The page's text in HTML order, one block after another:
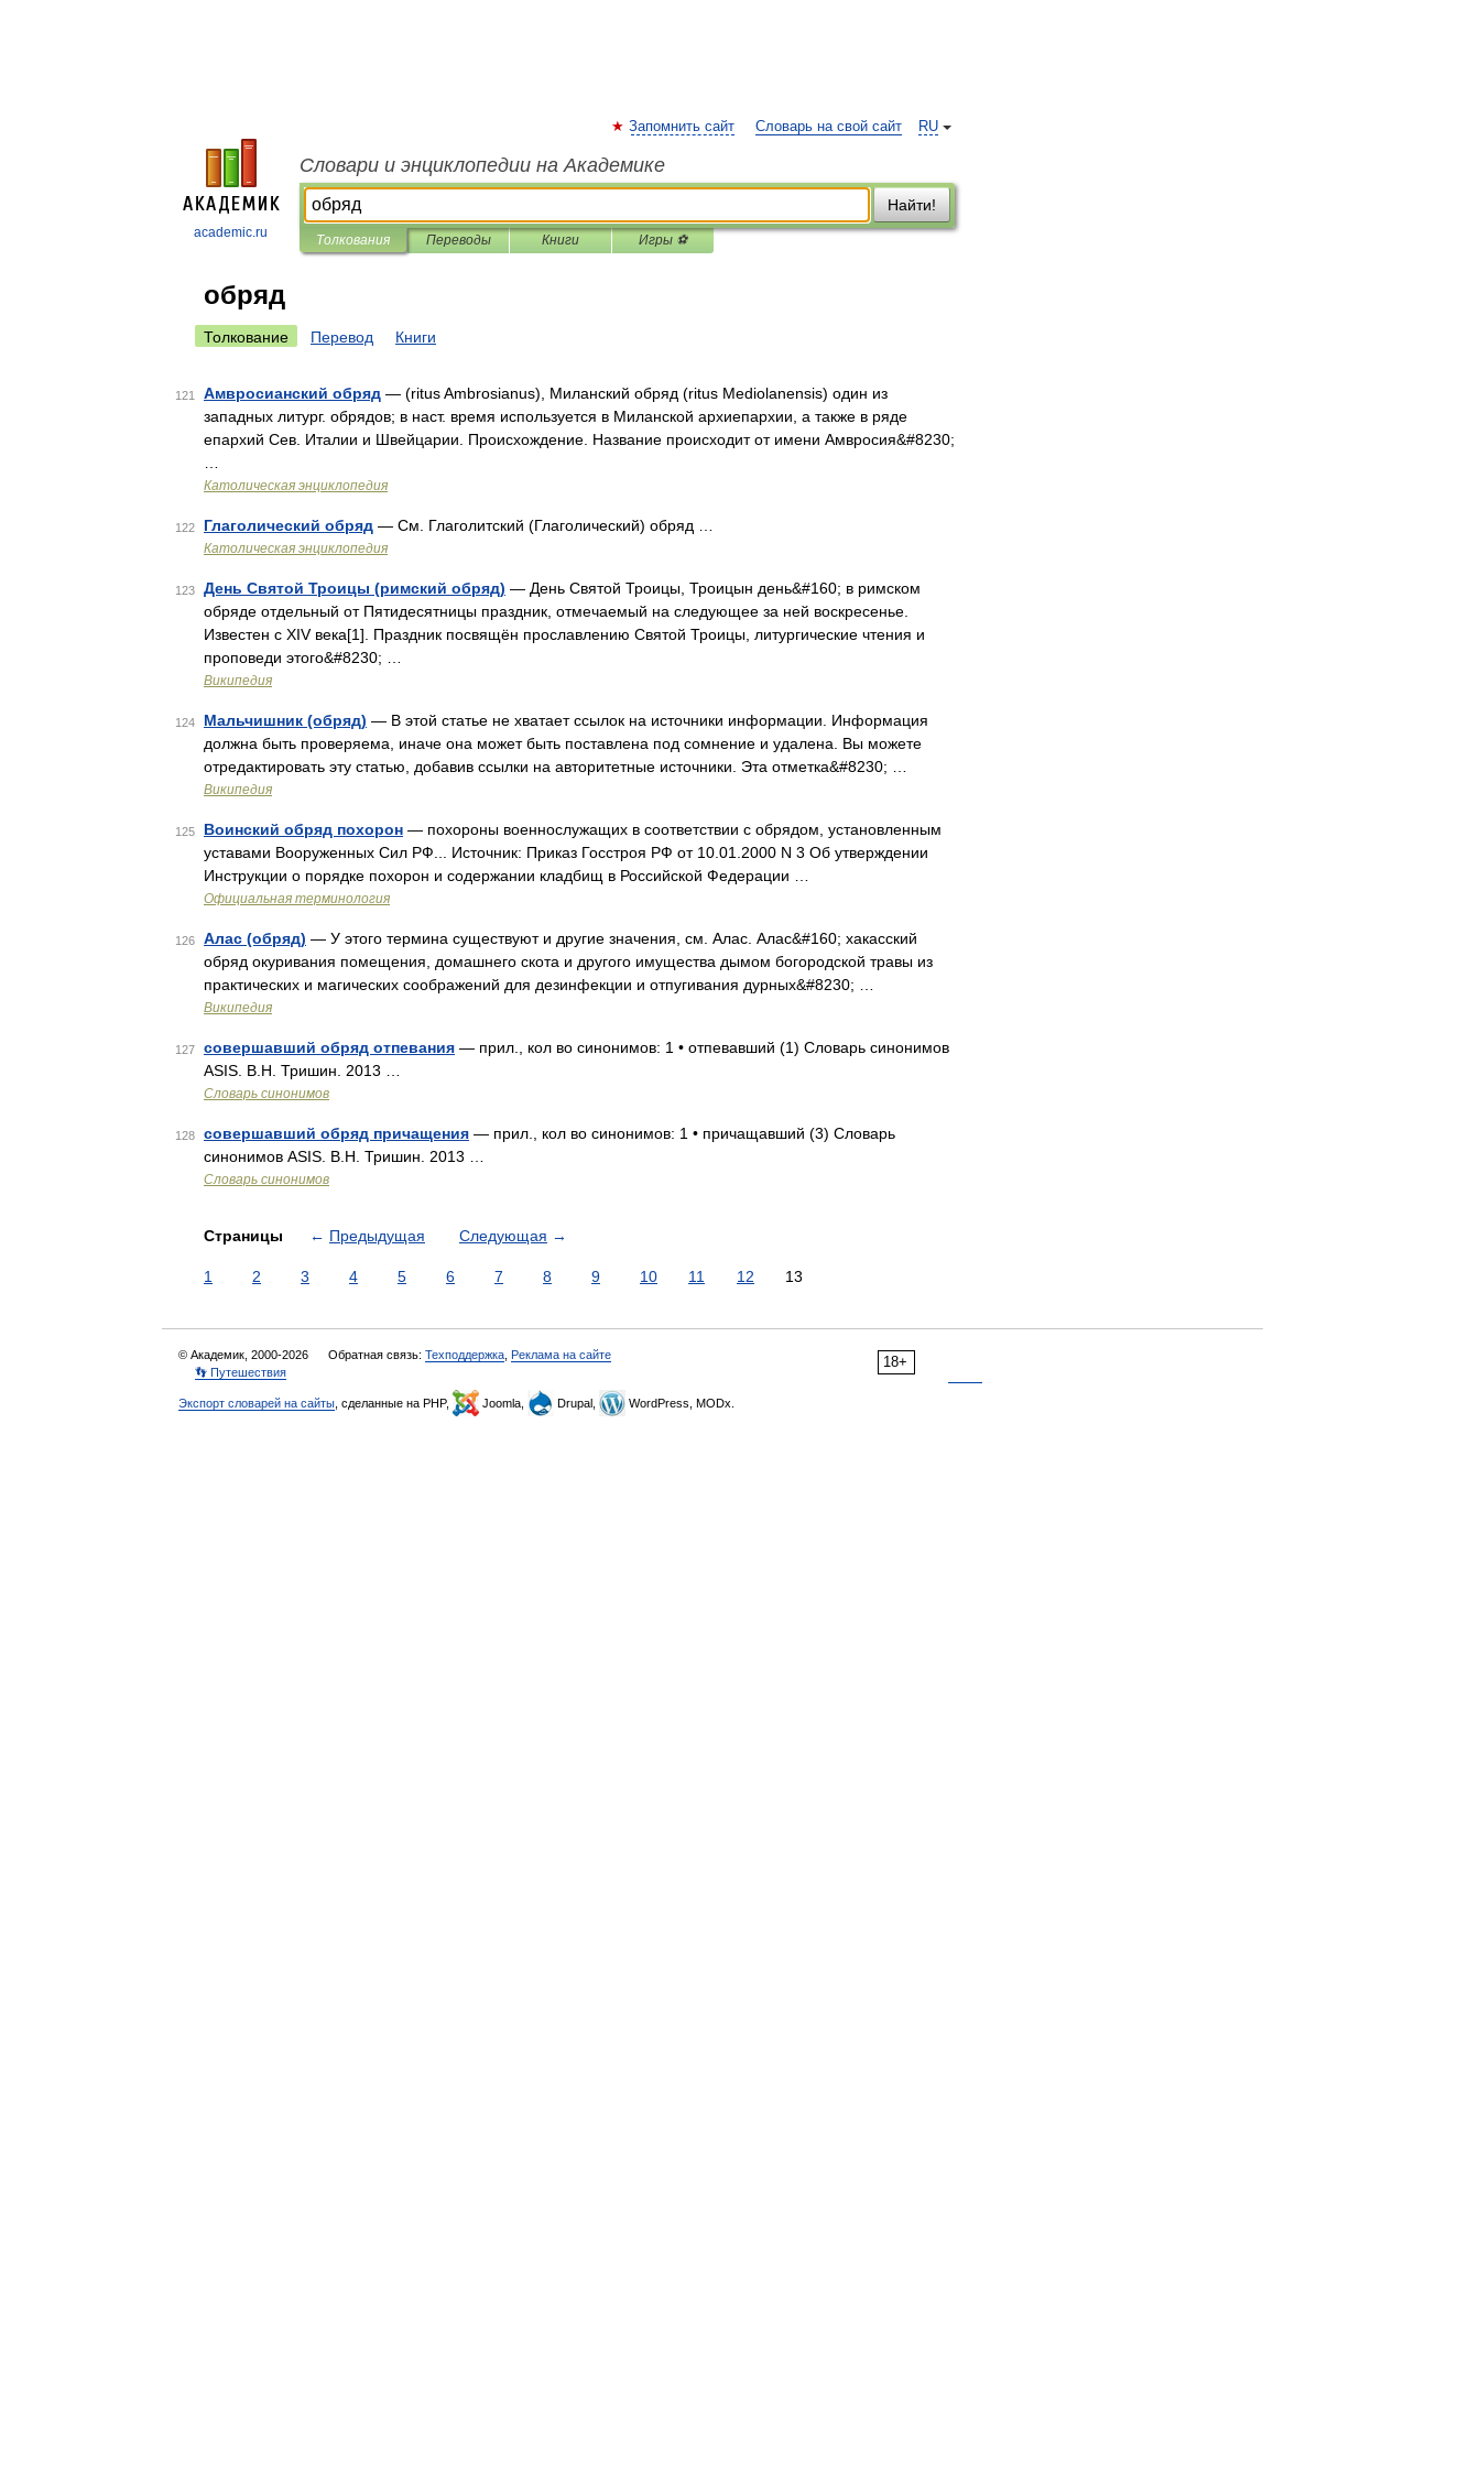
academic.ru
RU
Запомнить сайт Словарь на свой сайт
Словари и энциклопедии на Академике
Найти!
Толкования Переводы Книги Игры ⚽
обряд
Толкование Перевод Книги
121 Амвросианский обряд — (ritus Ambrosianus), Миланский обряд (ritus Mediolanensis) один из
западных литург. обрядов; в наст. время используется в Миланской архиепархии, а также в ряде
епархий Сев. Италии и Швейцарии. Происхождение. Название происходит от имени Амвросия&#8230;
Католическая энциклопедия
122 Глаголический обряд — См. Глаголитский (Глаголический) обряд …
Католическая энциклопедия
123 День Святой Троицы (римский обряд) — День Святой Троицы, Троицын день&#160; в римском
обряде отдельный от Пятидесятницы праздник, отмечаемый на следующее за ней воскресенье.
Известен с XIV века[1]. Праздник посвящён прославлению Святой Троицы, литургические чтения и
проповеди этого&#8230; …
Википедия
124 Мальчишник (обряд) — В этой статье не хватает ссылок на источники информации. Информация
должна быть проверяема, иначе она может быть поставлена под сомнение и удалена. Вы можете
отредактировать эту статью, добавив ссылки на авторитетные источники. Эта отметка&#8230; …
Википедия
125 Воинский обряд похорон — похороны военнослужащих в соответствии с обрядом, установленным
уставами Вооруженных Сил РФ... Источник: Приказ Госстроя РФ от 10.01.2000 N 3 Об утверждении
Инструкции о порядке похорон и содержании кладбищ в Российской Федерации …
Официальная терминология
126 Алас (обряд) — У этого термина существуют и другие значения, см. Алас. Алас&#160; хакасский
обряд окуривания помещения, домашнего скота и другого имущества дымом богородской травы из
практических и магических соображений для дезинфекции и отпугивания дурных&#8230; …
Википедия
127 совершавший обряд отпевания — прил., кол во синонимов: 1 • отпевавший (1) Словарь синонимов
ASIS. В.Н. Тришин. 2013 …
Словарь синонимов
128 совершавший обряд причащения — прил., кол во синонимов: 1 • причащавший (3) Словарь
синонимов ASIS. В.Н. Тришин. 2013 …
Словарь синонимов
Страницы ← Предыдущая Следующая →
1 2 3 4 5 6 7 8 9 10 11 12 13
18+
© Академик, 2000-2026 Обратная связь: Техподдержка Реклама на сайте
👣 Путешествия
Экспорт словарей на сайты , сделанные на PHP, Joomla, Drupal, WordPress, MODx.